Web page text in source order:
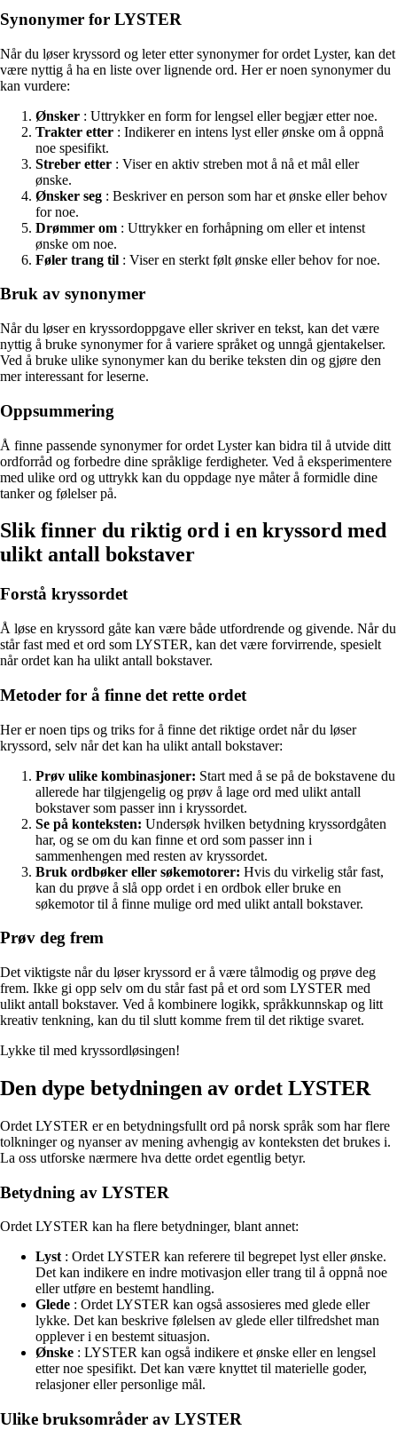
Synonymer for LYSTER
Når du løser kryssord og leter etter synonymer for ordet Lyster, kan det
være nyttig å ha en liste over lignende ord. Her er noen synonymer du
kan vurdere:
Ønsker : Uttrykker en form for lengsel eller begjær etter noe.
Trakter etter : Indikerer en intens lyst eller ønske om å oppnå
noe spesifikt.
Streber etter : Viser en aktiv streben mot å nå et mål eller
ønske.
Ønsker seg : Beskriver en person som har et ønske eller behov
for noe.
Drømmer om : Uttrykker en forhåpning om eller et intenst
ønske om noe.
Føler trang til : Viser en sterkt følt ønske eller behov for noe.
Bruk av synonymer
Når du løser en kryssordoppgave eller skriver en tekst, kan det være
nyttig å bruke synonymer for å variere språket og unngå gjentakelser.
Ved å bruke ulike synonymer kan du berike teksten din og gjøre den
mer interessant for leserne.
Oppsummering
Å finne passende synonymer for ordet Lyster kan bidra til å utvide ditt
ordforråd og forbedre dine språklige ferdigheter. Ved å eksperimentere
med ulike ord og uttrykk kan du oppdage nye måter å formidle dine
tanker og følelser på.
Slik finner du riktig ord i en kryssord med
ulikt antall bokstaver
Forstå kryssordet
Å løse en kryssord gåte kan være både utfordrende og givende. Når du
står fast med et ord som LYSTER, kan det være forvirrende, spesielt
når ordet kan ha ulikt antall bokstaver.
Metoder for å finne det rette ordet
Her er noen tips og triks for å finne det riktige ordet når du løser
kryssord, selv når det kan ha ulikt antall bokstaver:
Prøv ulike kombinasjoner: Start med å se på de bokstavene du
allerede har tilgjengelig og prøv å lage ord med ulikt antall
bokstaver som passer inn i kryssordet.
Se på konteksten: Undersøk hvilken betydning kryssordgåten
har, og se om du kan finne et ord som passer inn i
sammenhengen med resten av kryssordet.
Bruk ordbøker eller søkemotorer: Hvis du virkelig står fast,
kan du prøve å slå opp ordet i en ordbok eller bruke en
søkemotor til å finne mulige ord med ulikt antall bokstaver.
Prøv deg frem
Det viktigste når du løser kryssord er å være tålmodig og prøve deg
frem. Ikke gi opp selv om du står fast på et ord som LYSTER med
ulikt antall bokstaver. Ved å kombinere logikk, språkkunnskap og litt
kreativ tenkning, kan du til slutt komme frem til det riktige svaret.
Lykke til med kryssordløsingen!
Den dype betydningen av ordet LYSTER
Ordet LYSTER er en betydningsfullt ord på norsk språk som har flere
tolkninger og nyanser av mening avhengig av konteksten det brukes i.
La oss utforske nærmere hva dette ordet egentlig betyr.
Betydning av LYSTER
Ordet LYSTER kan ha flere betydninger, blant annet:
Lyst : Ordet LYSTER kan referere til begrepet lyst eller ønske.
Det kan indikere en indre motivasjon eller trang til å oppnå noe
eller utføre en bestemt handling.
Glede : Ordet LYSTER kan også assosieres med glede eller
lykke. Det kan beskrive følelsen av glede eller tilfredshet man
opplever i en bestemt situasjon.
Ønske : LYSTER kan også indikere et ønske eller en lengsel
etter noe spesifikt. Det kan være knyttet til materielle goder,
relasjoner eller personlige mål.
Ulike bruksområder av LYSTER